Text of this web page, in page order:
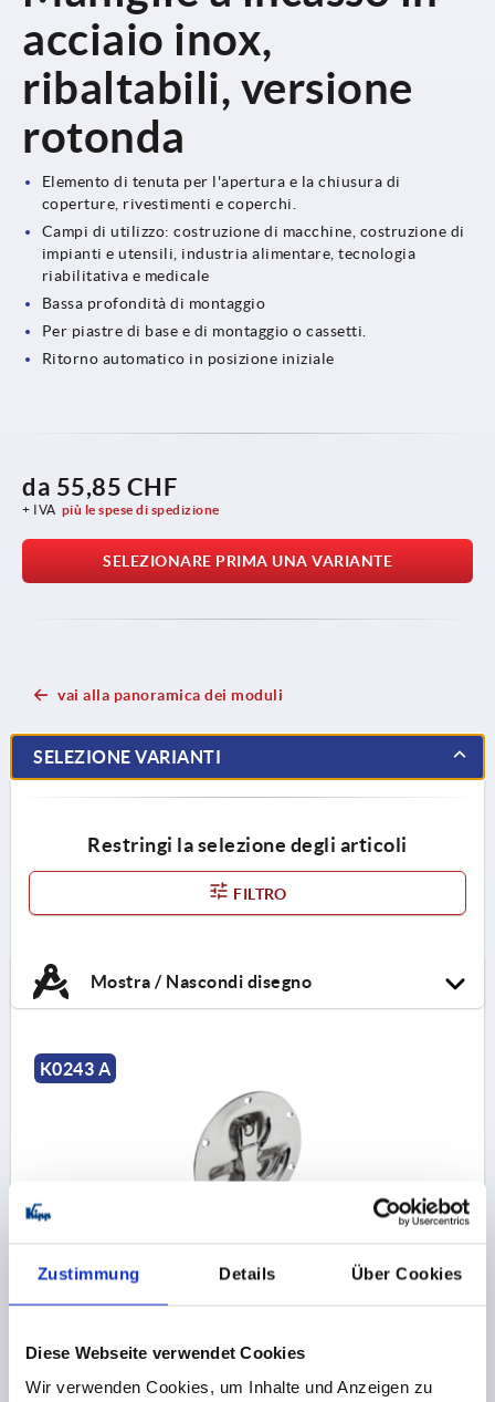
Zustimmung Details Über Cookies
Diese Webseite verwendet Cookies
Wir verwenden Cookies, um Inhalte und Anzeigen zu
acciaio inox,
ribaltabili, versione
rotonda
Elemento di tenuta per l'apertura e la chiusura di
coperture, rivestimenti e coperchi.
Campi di utilizzo: costruzione di macchine, costruzione di
impianti e utensili, industria alimentare, tecnologia
riabilitativa e medicale
Bassa profondità di montaggio
Per piastre di base e di montaggio o cassetti.
Ritorno automatico in posizione iniziale
da 55,85 CHF
+ IVA più le spese di spedizione
SELEZIONARE PRIMA UNA VARIANTE
vai alla panoramica dei moduli
SELEZIONE VARIANTI
Restringi la selezione degli articoli
FILTRO
Mostra / Nascondi disegno
K0243 A
L1=120, L=98, H=120, FORMA:A ROTONDO, ACCIAIO
T=22
CAPACITÀ DI CARICO N =200